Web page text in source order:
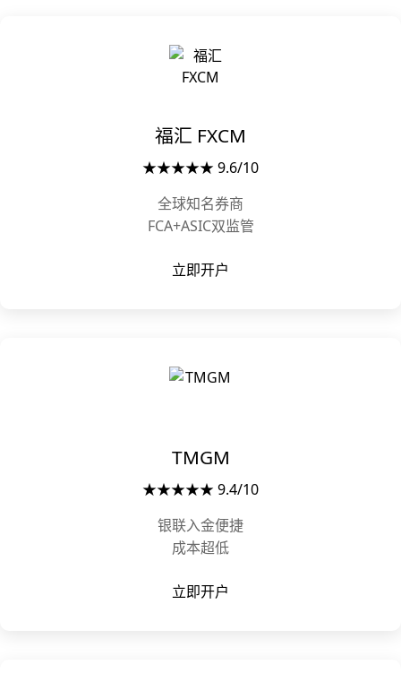
福汇 FXCM
★★★★★ 9.6/10
全球知名券商
FCA+ASIC双监管
立即开户
TMGM
★★★★★ 9.4/10
银联入金便捷
成本超低
立即开户